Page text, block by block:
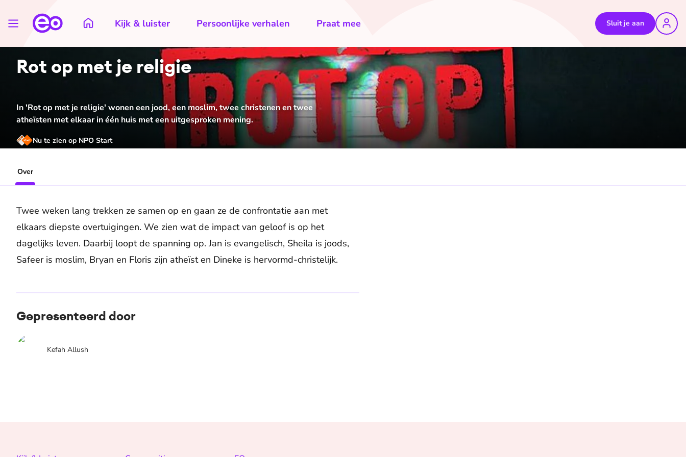
Kijk & luister Persoonlijke verhalen Praat mee Sluit je aan
Rot op met je religie
In 'Rot op met je religie' wonen een jood, een moslim, twee christenen en twee
atheïsten met elkaar in één huis met een uitgesproken mening.
Nu te zien op NPO Start
Over
Twee weken lang trekken ze samen op en gaan ze de confrontatie aan met
elkaars diepste overtuigingen. We zien wat de impact van geloof is op het
dagelijks leven. Daarbij loopt de spanning op. Jan is evangelisch, Sheila is joods,
Safeer is moslim, Bryan en Floris zijn atheïst en Dineke is hervormd-christelijk.
Gepresenteerd door
Kefah Allush